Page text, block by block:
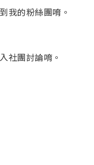
我的粉絲團唷。
社團討論唷。